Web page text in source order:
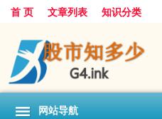
首 页 文章列表 知识分类
网站导航